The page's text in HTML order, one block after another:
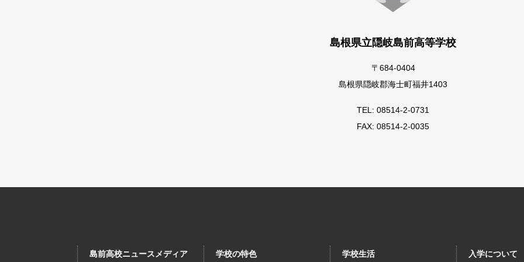
島根県立隠岐島前高等学校
〒684-0404
島根県隠岐郡海士町福井1403
TEL: 08514-2-0731
FAX: 08514-2-0035
島前高校ニュースメディア 学校の特色 学校生活 入学について